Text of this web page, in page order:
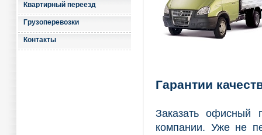
Квартирный переезд
Грузоперевозки
Контакты
Гарантии
Заказать офисный
компании. Уже не